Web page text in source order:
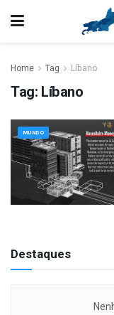
Home Tag Líbano
Tag: Líbano
MUNDO
Destaques